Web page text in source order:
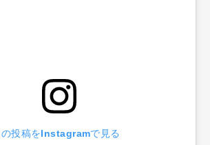
の投稿をInstagramで見る